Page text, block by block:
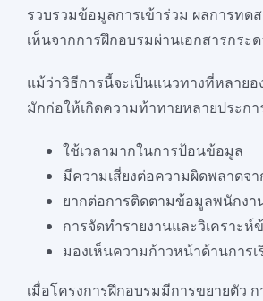
รวบรวมข้อมูลการเข้าร่วม ผลการทด
เห็นจากการฝึกอบรมผ่านเอกสารกระ
แม้ว่าวิธีการนี้จะเป็นแนวทางที่หลาย
มักก่อให้เกิดความท้าทายหลายประกา
ใช้เวลามากในการป้อนข้อมูล
มีความเสี่ยงต่อความผิดพลาดจ
ยากต่อการติดตามข้อมูลพนักงา
การจัดทำรายงานและวิเคราะห์
มองเห็นความก้าวหน้าด้านการเ
เมื่อโครงการฝึกอบรมมีการขยายตัว